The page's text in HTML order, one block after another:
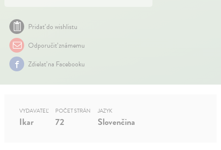
Pridať do wishlistu
Odporučiť známemu
Zdielať na Facebooku
VYDAVATEĽ
Ikar
POČET STRÁN
72
JAZYK
Slovenčina